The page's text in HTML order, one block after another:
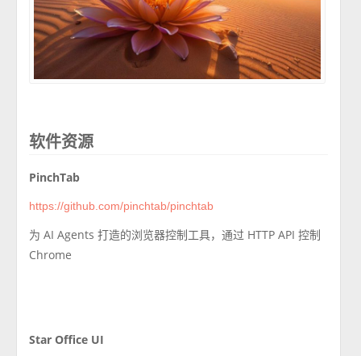
软件资源
PinchTab
https://github.com/pinchtab/pinchtab
为 AI Agents 打造的浏览器控制工具，通过 HTTP API 控制
Chrome
Star Office UI